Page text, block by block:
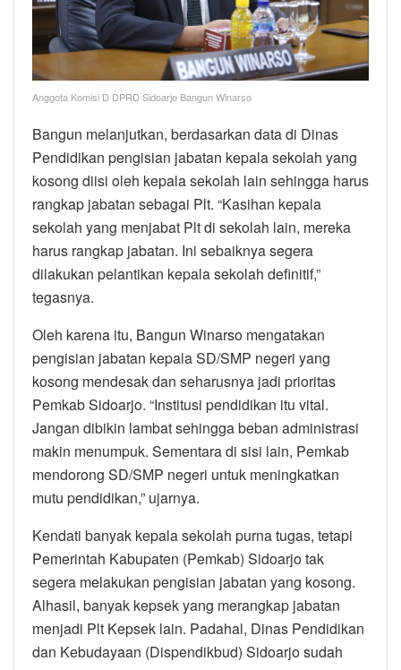
Anggota Komisi D DPRD Sidoarjo Bangun Winarso
Bangun melanjutkan, berdasarkan data di Dinas
Pendidikan pengisian jabatan kepala sekolah yang
kosong diisi oleh kepala sekolah lain sehingga harus
rangkap jabatan sebagai Plt. “Kasihan kepala
sekolah yang menjabat Plt di sekolah lain, mereka
harus rangkap jabatan. Ini sebaiknya segera
dilakukan pelantikan kepala sekolah definitif,”
tegasnya.
Oleh karena itu, Bangun Winarso mengatakan
pengisian jabatan kepala SD/SMP negeri yang
kosong mendesak dan seharusnya jadi prioritas
Pemkab Sidoarjo. “Institusi pendidikan itu vital.
Jangan dibikin lambat sehingga beban administrasi
makin menumpuk. Sementara di sisi lain, Pemkab
mendorong SD/SMP negeri untuk meningkatkan
mutu pendidikan,” ujarnya.
Kendati banyak kepala sekolah purna tugas, tetapi
Pemerintah Kabupaten (Pemkab) Sidoarjo tak
segera melakukan pengisian jabatan yang kosong.
Alhasil, banyak kepsek yang merangkap jabatan
menjadi Plt Kepsek lain. Padahal, Dinas Pendidikan
dan Kebudayaan (Dispendikbud) Sidoarjo sudah